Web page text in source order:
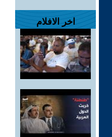
اخر الافلام